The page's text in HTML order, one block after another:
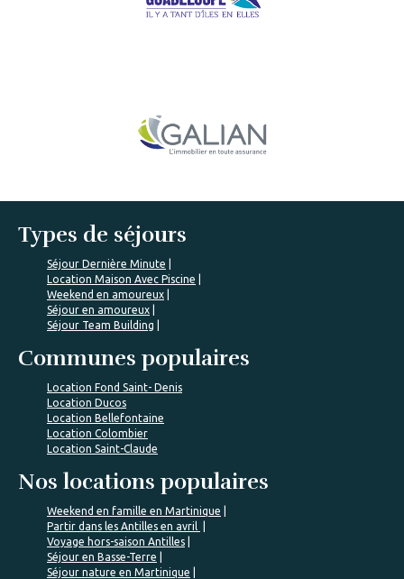
Types de séjours
Séjour Dernière Minute
Location Maison Avec Piscine
Weekend en amoureux
Séjour en amoureux
Séjour Team Building
Communes populaires
Location Fond Saint- Denis
Location Ducos
Location Bellefontaine
Location Colombier
Location Saint-Claude
Nos locations populaires
Weekend en famille en Martinique
Partir dans les Antilles en avril
Voyage hors-saison Antilles
Séjour en Basse-Terre
Séjour nature en Martinique